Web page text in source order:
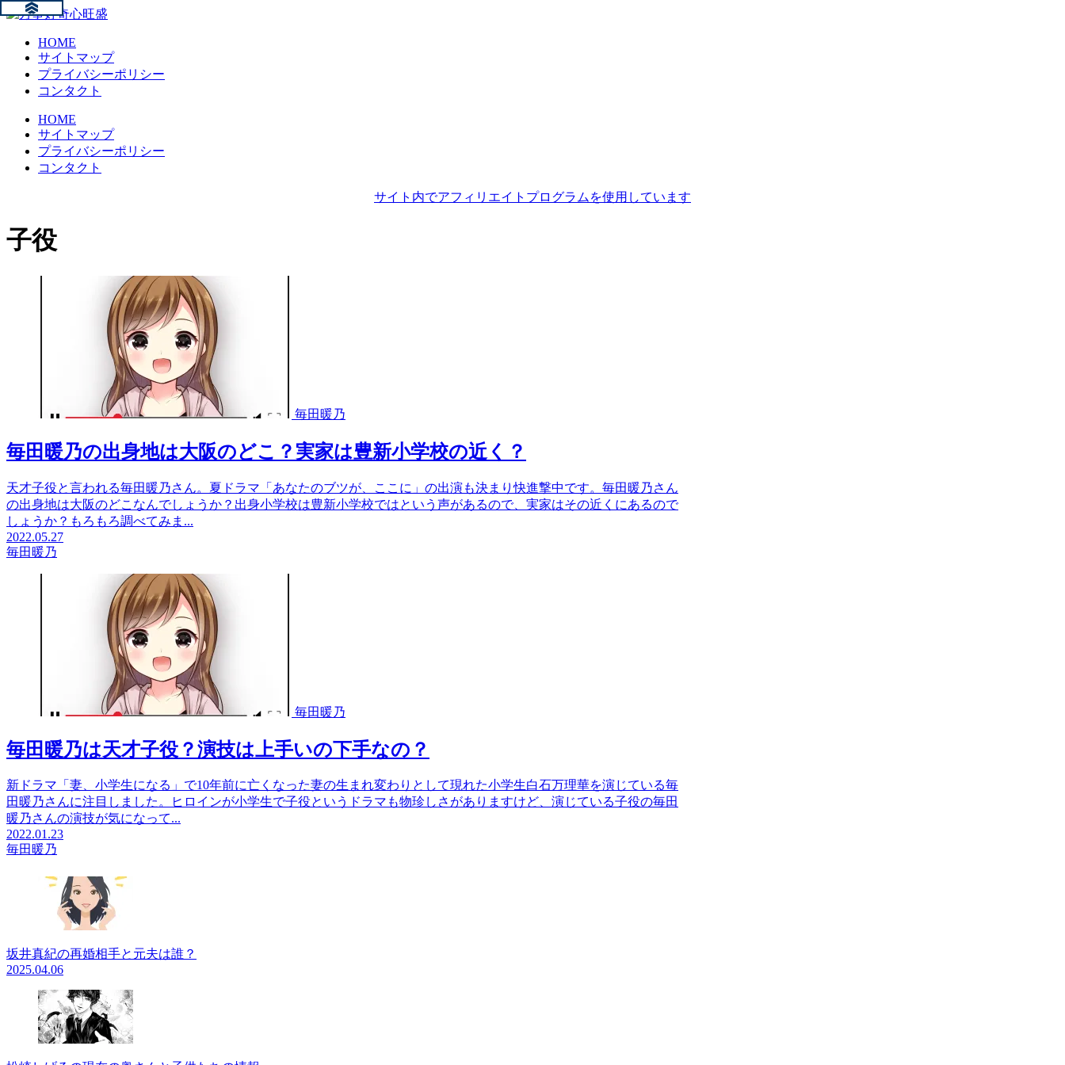
HOME
サイトマップ
プライバシーポリシー
コンタクト
HOME
サイトマップ
プライバシーポリシー
コンタクト
サイト内でアフィリエイトプログラムを使用しています
子役
毎田暖乃
毎田暖乃の出身地は大阪のどこ？実家は豊新小学校の近く？
天才子役と言われる毎田暖乃さん。夏ドラマ「あなたのブツが、ここに」の出演も決まり快進撃中です。毎田暖乃さん
の出身地は大阪のどこなんでしょうか？出身小学校は豊新小学校ではという声があるので、実家はその近くにあるので
しょうか？もろもろ調べてみま...
2022.05.27
毎田暖乃
毎田暖乃
毎田暖乃は天才子役？演技は上手いの下手なの？
新ドラマ「妻、小学生になる」で10年前に亡くなった妻の生まれ変わりとして現れた小学生白石万理華を演じている毎
田暖乃さんに注目しました。ヒロインが小学生で子役というドラマも物珍しさがありますけど、演じている子役の毎田
暖乃さんの演技が気になって...
2022.01.23
毎田暖乃
坂井真紀の再婚相手と元夫は誰？
2025.04.06